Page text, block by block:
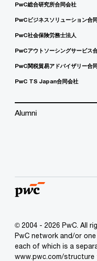
PwC総合研究所合同会社
PwCビジネスソリューション合
PwC社会保険労務士法人
PwCアウトソーシングサービス
PwC関税貿易アドバイザリー合
PwC TS Japan合同会社
Alumni
© 2004 - 2026 PwC. All
PwC network and/or
each of which is a
www.pwc.com/